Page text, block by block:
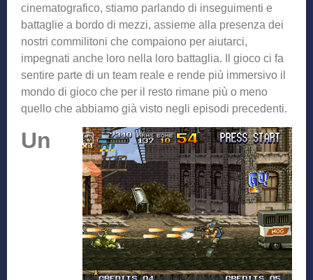
cinematografico, stiamo parlando di inseguimenti e
battaglie a bordo di mezzi, assieme alla presenza dei
nostri commilitoni che compaiono per aiutarci,
impegnati anche loro nella loro battaglia. Il gioco ci fa
sentire parte di un team reale e rende più immersivo il
mondo di gioco che per il resto rimane più o meno
quello che abbiamo già visto negli episodi precedenti.
Un